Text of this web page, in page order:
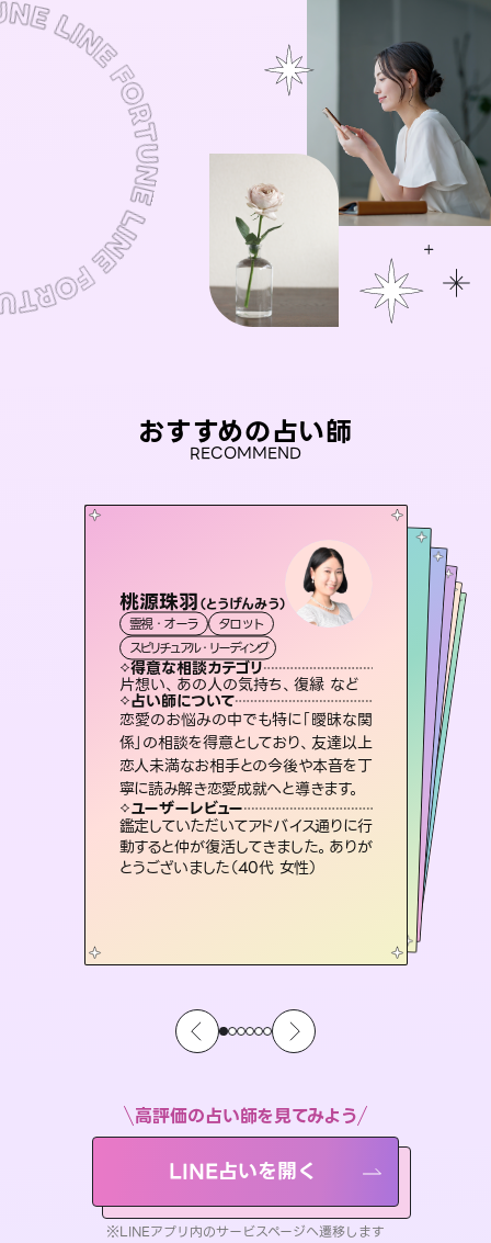
おすすめの占い師
RECOMMEND
桃源珠羽（とうげんみう）
霊視・オーラ
タロット
スピリチュアル・リーディング
得意な相談カテゴリ
片想い、あの人の気持ち、復縁 など
占い師について
恋愛のお悩みの中でも特に「曖昧な関
係」の相談を得意としており、友達以上
恋人未満なお相手との今後や本音を丁
寧に読み解き恋愛成就へと導きます。
ユーザーレビュー
鑑定していただいてアドバイス通りに行
動すると仲が復活してきました。ありが
とうございました（40代 女性）
彗望（すいぼう）
霊視・オーラ 透視
スピリチュアル・リーディング
得意な相談カテゴリ
片想い、あの人の気持ち、復縁 など
占い師について
3,700年以上の歴史を持つ東洋最古の
占術「易占」で詳細まで占い、幸せへ向
かう道筋を示します。厳しい結果にも具
体的な対策をお伝えします。
ユーザーレビュー
複雑な背景もしっかり聞いて鑑定して
いただけました。気持ちが楽になりまし
た（50代 女性）
未来視師＊花
霊視・オーラ
スピリチュアル・リーディング
得意な相談カテゴリ
出逢い、片想い、復縁 など
占い師について
未来には何パターンもの選択肢があり
ます。不安で視えにくくなっているあな
たの素敵な未来を見つけ、その未来を
選択できるようアドバイスします。
ユーザーレビュー
職場の人の性質や人間関係、本心など
本当によく視えていてびっくり。対策が
打てて前向きになれます（40代）
アイリス -iris-
西洋占星術
ルーン
得意な相談カテゴリ
恋愛総合、片想い、二人の未来 など
占い師について
復縁、恋愛、不倫の行方、同性愛や片思い、仕事関係や借金問題まで知りたいことや心の負担になっていることを紐解き、背中をそっと押して導きます。
ユーザーレビュー
安心感のあり、言い切ってくれる所や濁
さない鑑定のおかげで、毎回自分の気
持ちを整えられます（30代 男性）
おう 霊感オラクル
霊視・オーラ
オラクルカード
得意な相談カテゴリ
恋愛総合、あの人の気持ち など
占い師について
霊視×オラクルカードを使って「今」と
「未来」そして「気になるあの人の気持
ち」まで丁寧に読み解き、恋や人生のヒ
ントを優しく引き出します。
ユーザーレビュー
不安な気持ちが嘘みたいに晴れまし
た…！よく視えていらっしゃるんだなと
感じました（40代 女性）
セラピスト理恵
霊視・オーラ タロット
スピリチュアル・リーディング
得意な相談カテゴリ
片想い、二人の未来、年の差 など
占い師について
連絡再開、復縁、成就などの報告実績
多数。セラピストとして2万超の施術経
験があるからこそできる鑑定で、より良
い未来をサポートします。
ユーザーレビュー
とても心温まる鑑定でした。しかもこち
らは何も言っていないのに視えていらっ
しゃるんだなと驚きです（30代女性）
高評価の占い師を見てみよう
LINE占いを開く
※LINEアプリ内のサービスページへ遷移します